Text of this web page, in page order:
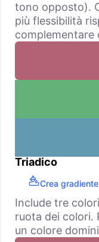
tono opposto).
più flessibilità
complementare
Triadico
Crea gradiente
Include tre
ruota dei colori.
un colore